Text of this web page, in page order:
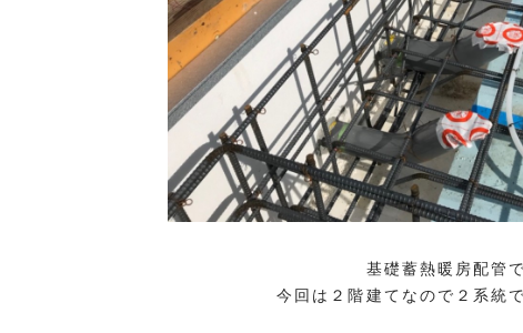
基礎蓄熱暖房配管
今回は２階建てなので２系統